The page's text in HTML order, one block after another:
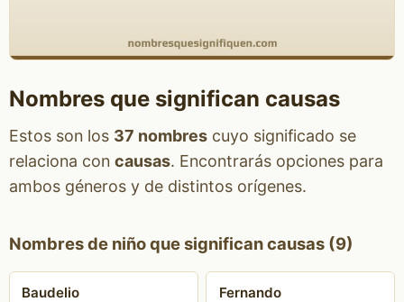
Nombres que significan causas
Estos son los 37 nombrescuyo significado se
relaciona con causas. Encontrarás opciones para
ambos géneros y de distintos orígenes.
Nombres de niño que significan causas (9)
Baudelio Fernando